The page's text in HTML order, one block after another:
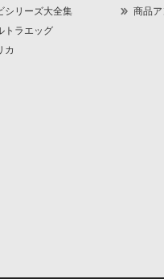
シリーズ大全集
トラエッグ
カ
商品ア